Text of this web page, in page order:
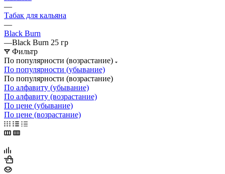
—
Табак для кальяна
—
Black Burn
—Black Burn 25 гр
Фильтр
По популярности (возрастание)
По популярности (убывание)
По популярности (возрастание)
По алфавиту (убывание)
По алфавиту (возрастание)
По цене (убывание)
По цене (возрастание)